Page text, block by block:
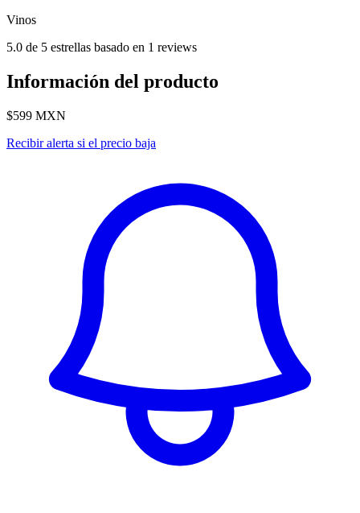
Vinos
5.0 de 5 estrellas basado en 1 reviews
Información del producto
$599 MXN
Recibir alerta si el precio baja